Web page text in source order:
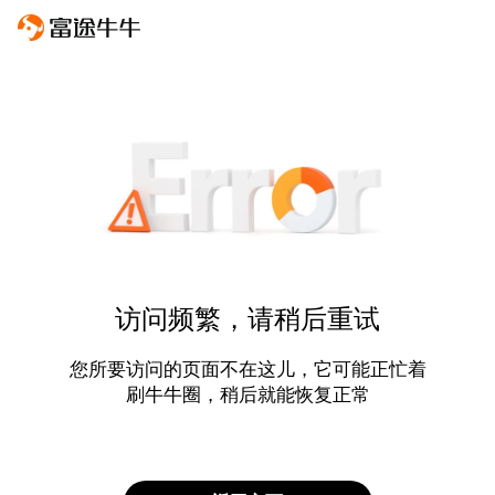
访问频繁，请稍后重试
您所要访问的页面不在这儿，它可能正忙着
刷牛牛圈，稍后就能恢复正常